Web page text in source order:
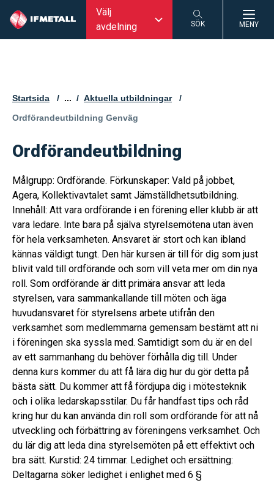
Välj
avdelning
SÖK MENY
Startsida ...
Aktuella utbildningar
Aktuell sida:
Ordförandeutbildning Genväg
Ordförandeutbildning
Målgrupp: Ordförande. Förkunskaper: Vald på jobbet,
Agera, Kollektivavtalet samt Jämställdhetsutbildning.
Innehåll: Att vara ordförande i en förening eller klubb är att
vara ledare. Inte bara på själva styrelsemötena utan även
för hela verksamheten. Ansvaret är stort och kan ibland
kännas väldigt tungt. Den här kursen är till för dig som just
blivit vald till ordförande och som vill veta mer om din nya
roll. Som ordförande är ditt primära ansvar att leda
styrelsen, vara sammankallande till möten och äga
huvudansvaret för styrelsens arbete utifrån den
verksamhet som medlemmarna gemensam bestämt att ni
i föreningen ska syssla med. Samtidigt som du är en del
av ett sammanhang du behöver förhålla dig till. Under
denna kurs kommer du att få lära dig hur du gör detta på
bästa sätt. Du kommer att få fördjupa dig i mötesteknik
och i olika ledarskapsstilar. Du får handfast tips och råd
kring hur du kan använda din roll som ordförande för att nå
utveckling och förbättring av föreningens verksamhet. Och
du lär dig att leda dina styrelsemöten på ett effektivt och
bra sätt. Kurstid: 24 timmar. Ledighet och ersättning:
Deltagarna söker ledighet i enlighet med 6 §